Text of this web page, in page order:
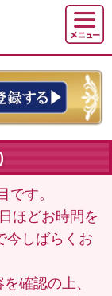
です。
ほどお時間を
今しばらくお
確認の上、